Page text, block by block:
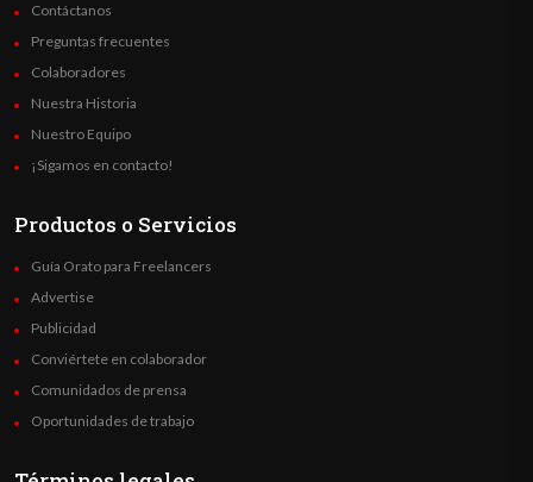
Contáctanos
Preguntas frecuentes
Colaboradores
Nuestra Historia
Nuestro Equipo
¡Sigamos en contacto!
Productos o Servicios
Guía Orato para Freelancers
Advertise
Publicidad
Conviértete en colaborador
Comunidados de prensa
Oportunidades de trabajo